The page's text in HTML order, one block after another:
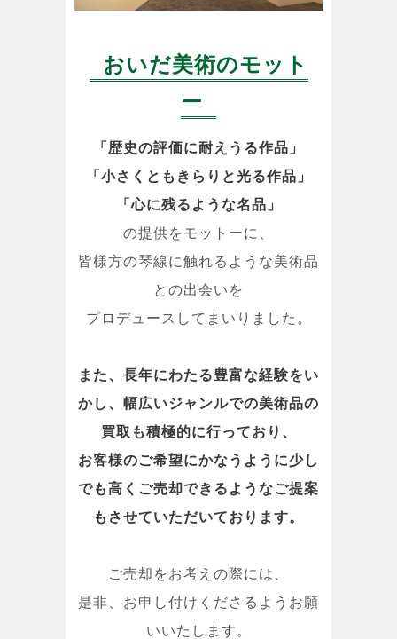
おいだ美術のモット
ー
「歴史の評価に耐えうる作品」
「小さくともきらりと光る作品」
「心に残るような名品」
の提供をモットーに、
皆様方の琴線に触れるような美術品
との出会いを
プロデュースしてまいりました。
また、長年にわたる豊富な経験をい
かし、幅広いジャンルでの美術品の
買取も積極的に行っており、
お客様のご希望にかなうように少し
でも高くご売却できるようなご提案
もさせていただいております。
ご売却をお考えの際には、
是非、お申し付けくださるようお願
いいたします。